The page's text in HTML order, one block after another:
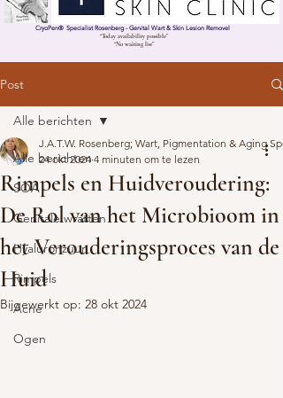
CryoPen® Specialist Rosenberg - Genital Wart & Skin Lesion Removel
“Today availability possible”
“No waiting list”
Post
Alle berichten
SOA
Genitale wratten
Hyaluronzuur
Rimpels
Acne
Ogen
Alle berichten
Rimpels en Huidveroudering:
De Rol van het Microbioom in
het Verouderingsproces van de
Huid
J.A.T.W. Rosenberg; Wart, Pigmentation & Aging
24 okt 2024 4 minuten om te lezen
Bijgewerkt op: 28 okt 2024